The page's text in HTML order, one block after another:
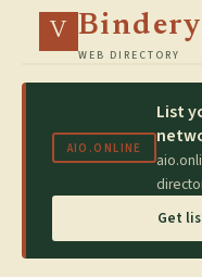
V
WEB DIRECTORY
AIO.ONLINE
List
Get